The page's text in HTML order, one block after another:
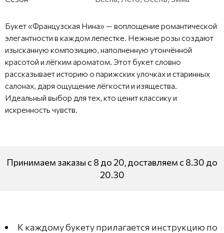
Букет «Французская Нина» — воплощение романтической
элегантности в каждом лепестке. Нежные розы создают
изысканную композицию, наполненную утончённой
красотой и лёгким ароматом. Этот букет словно
рассказывает историю о парижских улочках и старинных
салонах, даря ощущение лёгкости и изящества.
Идеальный выбор для тех, кто ценит классику и
искренность чувств.
Принимаем заказы с 8 до 20, доставляем с 8.30 до
20.30
К каждому букету прилагается инструкцию по